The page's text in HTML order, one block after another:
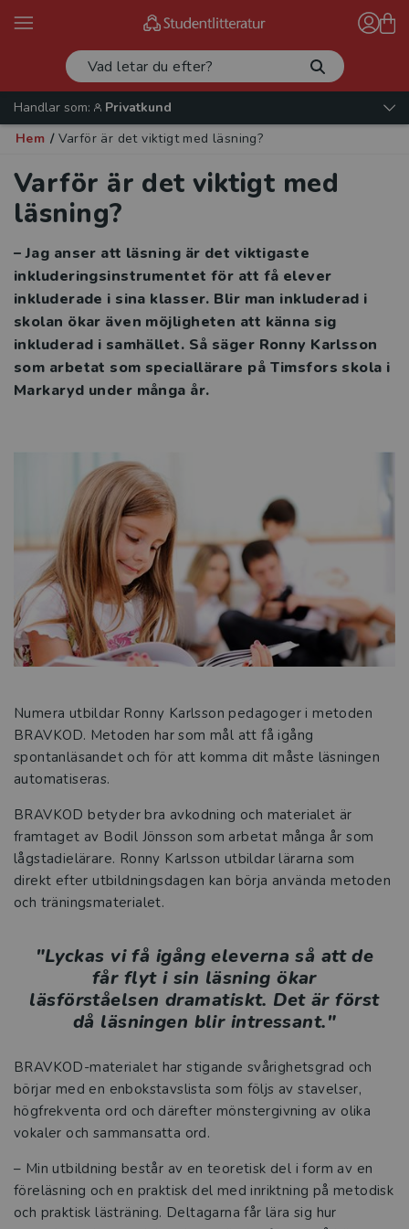
Handlar som:
Privatkund
Hem / Varför är det viktigt med läsning?
Varför är det viktigt med
läsning?
– Jag anser att läsning är det viktigaste
inkluderingsinstrumentet för att få elever
inkluderade i sina klasser. Blir man inkluderad i
skolan ökar även möjligheten att känna sig
inkluderad i samhället. Så säger Ronny Karlsson
som arbetat som speciallärare på Timsfors skola i
Markaryd under många år.
Numera utbildar Ronny Karlsson pedagoger i metoden
BRAVKOD. Metoden har som mål att få igång
spontanläsandet och för att komma dit måste läsningen
automatiseras.
BRAVKOD betyder bra avkodning och materialet är
framtaget av Bodil Jönsson som arbetat många år som
lågstadielärare. Ronny Karlsson utbildar lärarna som
direkt efter utbildningsdagen kan börja använda metoden
och träningsmaterialet.
"Lyckas vi få igång eleverna så att de
får flyt i sin läsning ökar
läsförståelsen dramatiskt. Det är först
då läsningen blir intressant."
BRAVKOD-materialet har stigande svårighetsgrad och
börjar med en enbokstavslista som följs av stavelser,
högfrekventa ord och därefter mönstergivning av olika
vokaler och sammansatta ord.
– Min utbildning består av en teoretisk del i form av en
föreläsning och en praktisk del med inriktning på metodisk
och praktisk lästräning. Deltagarna får lära sig hur